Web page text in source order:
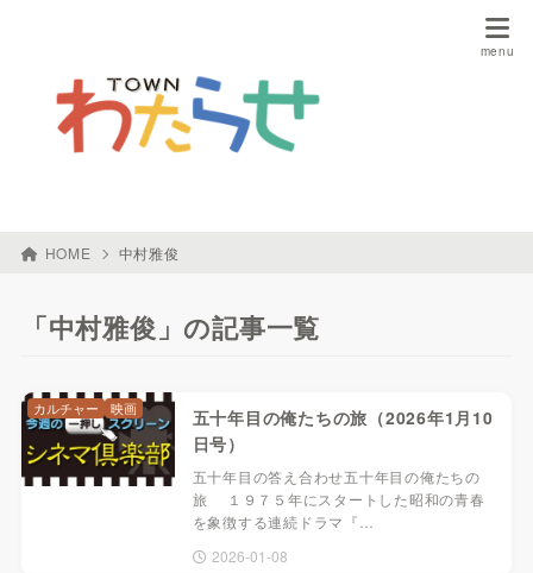
HOME 中村雅俊
「中村雅俊」の記事一覧
五十年目の俺たちの旅（2026年1月10
日号）
五十年目の答え合わせ五十年目の俺たちの
旅 １９７５年にスタートした昭和の青春
を象徴する連続ドラマ『…
2026-01-08
カルチャー 映画